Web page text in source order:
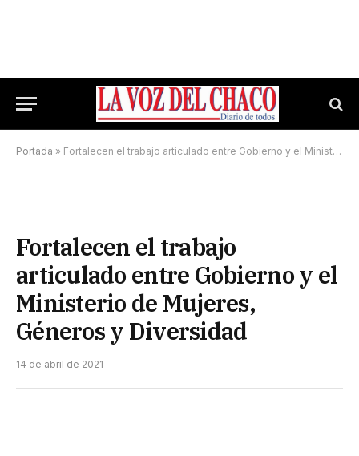
Portada » Fortalecen el trabajo articulado entre Gobierno y el Ministerio de Mujeres, Géneros y Diversidad
Fortalecen el trabajo
articulado entre Gobierno y el
Ministerio de Mujeres,
Géneros y Diversidad
14 de abril de 2021